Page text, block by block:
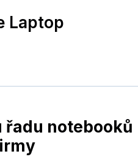
Laptop
řadu notebooků